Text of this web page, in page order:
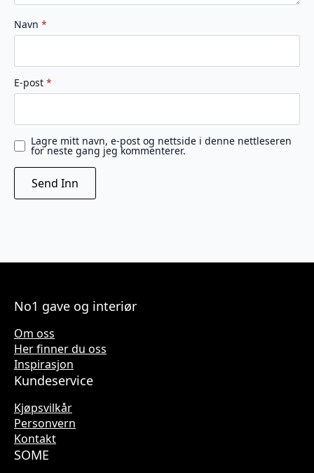
Navn *
E-post *
Lagre mitt navn, e-post og nettside i denne nettleseren
for neste gang jeg kommenterer.
No1 gave og interiør
Om oss
Her finner du oss
Inspirasjon
Kundeservice
Kjøpsvilkår
Personvern
Kontakt
SOME